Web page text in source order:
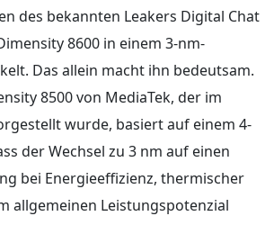
des bekannten Leakers Digital Chat
8600 in einem 3-nm-
Das allein macht ihn bedeutsam.
8500 von MediaTek, der im
wurde, basiert auf einem 4-
der Wechsel zu 3 nm auf einen
bei Energieeffizienz, thermischer
allgemeinen Leistungspotenzial